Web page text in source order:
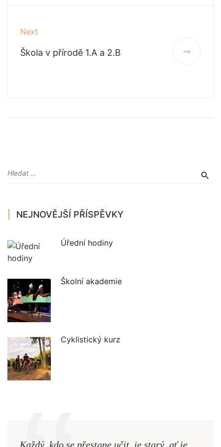
Next
Škola v přírodě 1.A a 2.B
NEJNOVĚJŠÍ PŘÍSPĚVKY
Úřední hodiny
Školní akademie
Cyklistický kurz
Každý, kdo se přestane učit, je starý, ať je